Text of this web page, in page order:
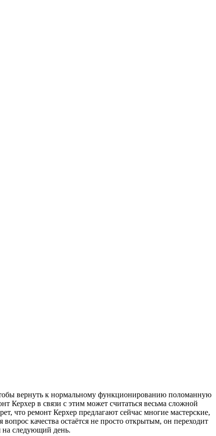
вернуть к нормальному функционированию поломанную
Керхер в связи с этим может считаться весьма сложной
что ремонт Керхер предлагают сейчас многие мастерские,
качества остаётся не просто открытым, он переходит
на следующий день.